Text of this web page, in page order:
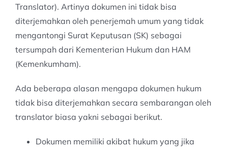
Translator). Artinya dokumen ini tidak bisa
diterjemahkan oleh penerjemah umum yang tidak
mengantongi Surat Keputusan (SK) sebagai
tersumpah dari Kementerian Hukum dan HAM
(Kemenkumham).
Ada beberapa alasan mengapa dokumen hukum
tidak bisa diterjemahkan secara sembarangan oleh
translator biasa yakni sebagai berikut.
Dokumen memiliki akibat hukum yang jika